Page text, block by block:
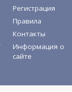
Регистрация
Правила
Контакты
Информация о
сайте